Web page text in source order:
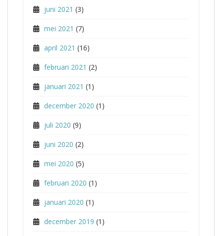
juni 2021 (3)
mei 2021 (7)
april 2021 (16)
februari 2021 (2)
januari 2021 (1)
december 2020 (1)
juli 2020 (9)
juni 2020 (2)
mei 2020 (5)
februari 2020 (1)
januari 2020 (1)
december 2019 (1)